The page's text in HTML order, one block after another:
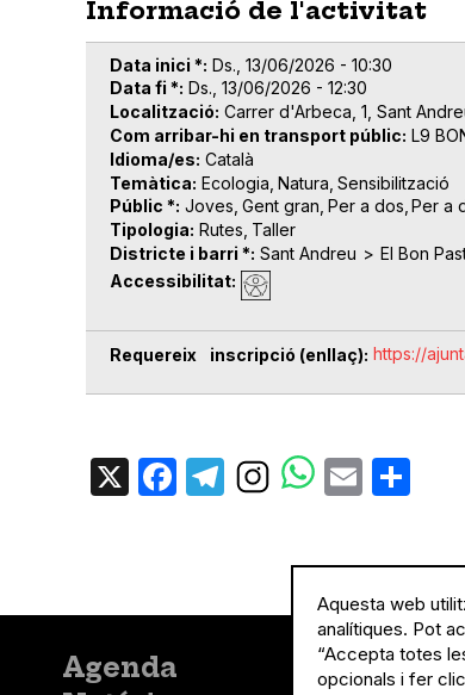
Informació de l'activitat
Data inici * Ds., 13/06/2026 - 10:30
Data fi * Ds., 13/06/2026 - 12:30
Localització Carrer d'Arbeca, 1, Sant
Com arribar-hi en transport públic L9
Idioma/es Català
Temàtica Ecologia Natura Sensibilització
Públic * Joves Gent gran Per a dos Per a
Tipologia Rutes Taller
Districte i barri * Sant Andreu
El Bon
Accessibilitat
Requereix inscripció (enllaç) https://
X Facebook
TelegramEmail
Menú
principal
Agenda
Aquesta web
analítiques. Pot
“Accepta totes
opcionals i fer